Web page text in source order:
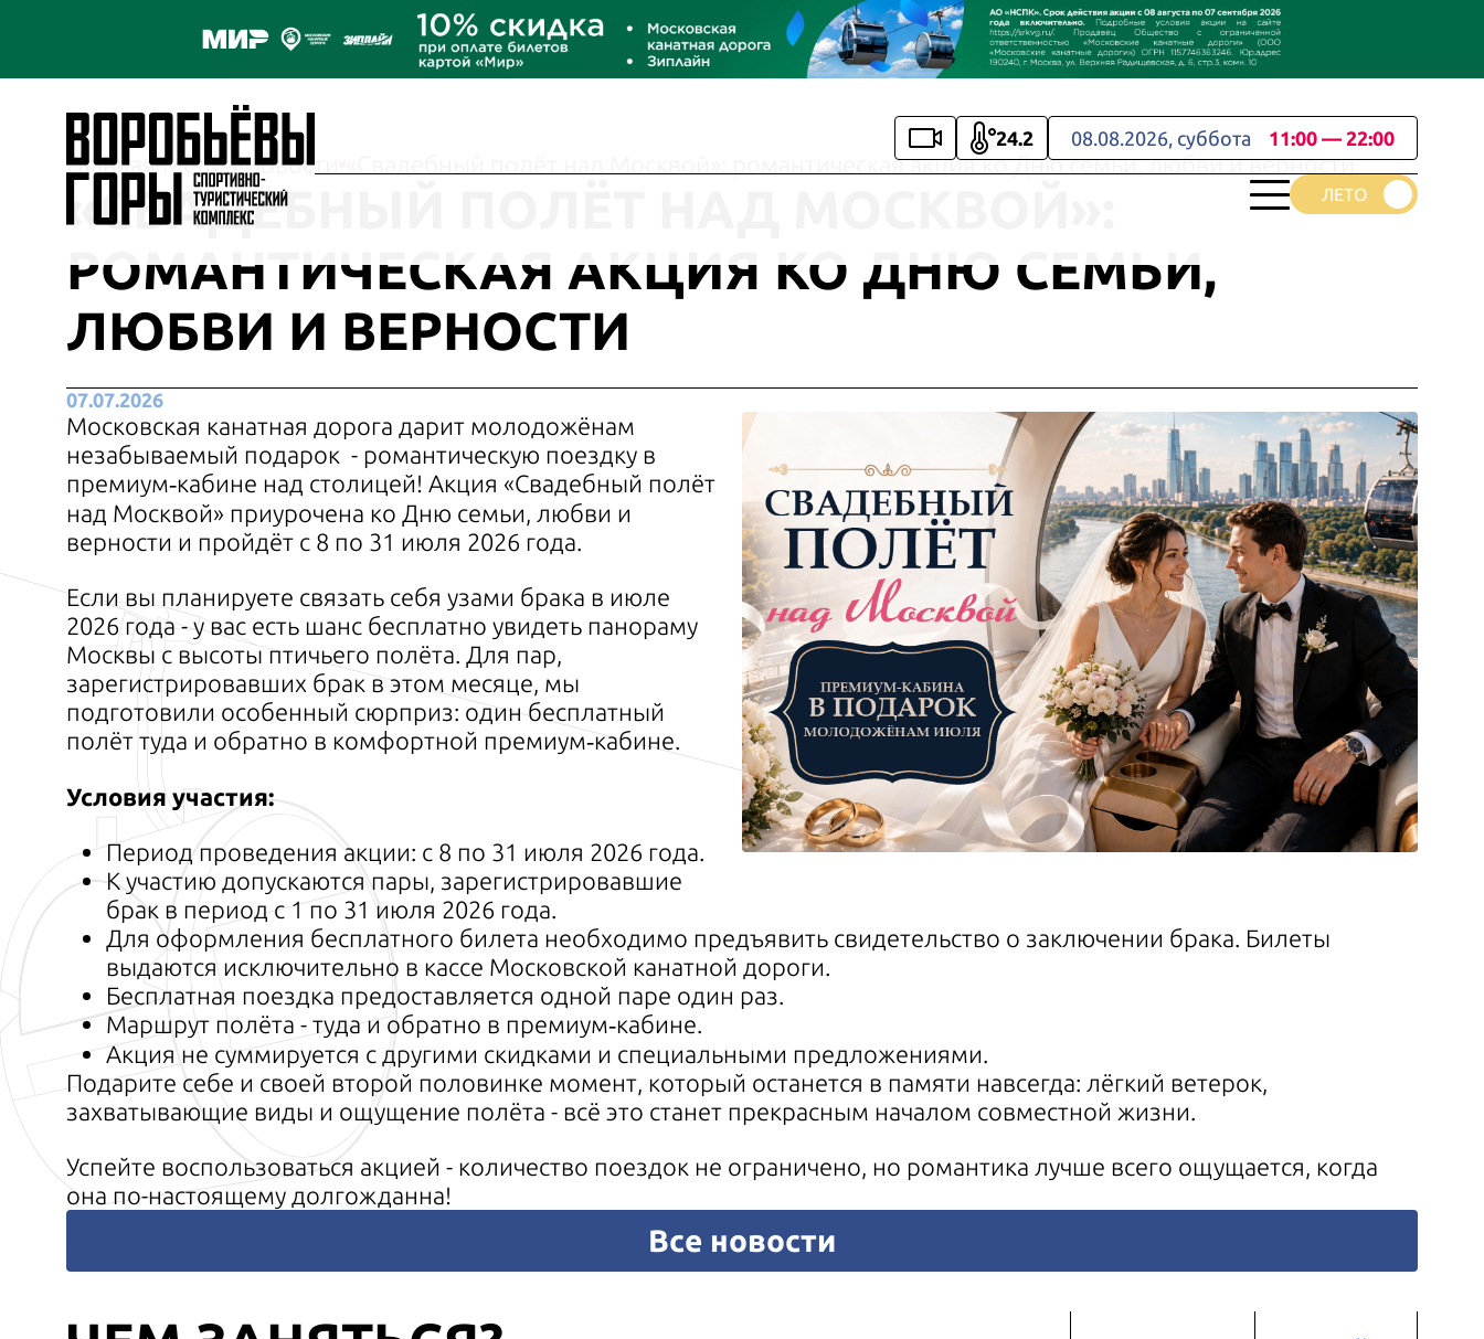
24.2 08.08.2026, суббота 11:00 — 22:00
Главная Медиа Новости «Свадебный полёт над Москвой»: романтическая акция ко Дню семьи, любви и верности
«СВАДЕБНЫЙ ПОЛЁТ НАД МОСКВОЙ»:
РОМАНТИЧЕСКАЯ АКЦИЯ КО ДНЮ СЕМЬИ,
ЛЮБВИ И ВЕРНОСТИ
07.07.2026
Московская канатная дорога дарит молодожёнам
незабываемый подарок - романтическую поездку в
премиум‑кабине над столицей! Акция «Свадебный полёт
над Москвой» приурочена ко Дню семьи, любви и
верности и пройдёт с 8 по 31 июля 2026 года.
Если вы планируете связать себя узами брака в июле
2026 года - у вас есть шанс бесплатно увидеть панораму
Москвы с высоты птичьего полёта. Для пар,
зарегистрировавших брак в этом месяце, мы
подготовили особенный сюрприз: один бесплатный
полёт туда и обратно в комфортной премиум‑кабине.
Условия участия:
Период проведения акции: с 8 по 31 июля 2026 года.
К участию допускаются пары, зарегистрировавшие
брак в период с 1 по 31 июля 2026 года.
Для оформления бесплатного билета необходимо предъявить свидетельство о заключении брака. Билеты
выдаются исключительно в кассе Московской канатной дороги.
Бесплатная поездка предоставляется одной паре один раз.
Маршрут полёта - туда и обратно в премиум‑кабине.
Акция не суммируется с другими скидками и специальными предложениями.
Подарите себе и своей второй половинке момент, который останется в памяти навсегда: лёгкий ветерок,
захватывающие виды и ощущение полёта - всё это станет прекрасным началом совместной жизни.
Успейте воспользоваться акцией - количество поездок не ограничено, но романтика лучше всего ощущается, когда
она по-настоящему долгожданна!
Все новости